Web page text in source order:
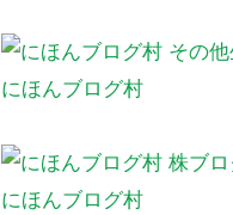
にほんブログ村
にほんブログ村